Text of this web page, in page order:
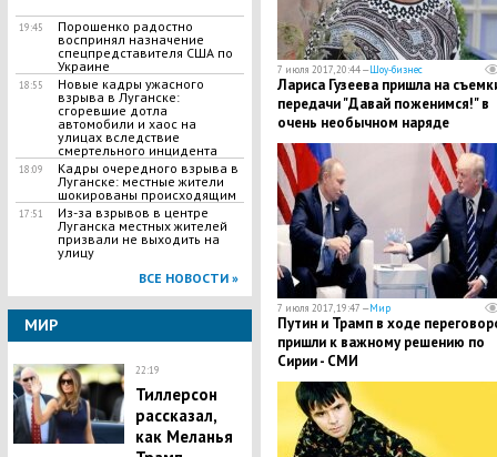
19:45
Порошенко радостно
воспринял назначение
спецпредставителя США по
Украине
18:55
​Новые кадры ужасного
взрыва в Луганске:
сгоревшие дотла
автомобили и хаос на
улицах вследствие
смертельного инцидента
18:09
Кадры очередного взрыва в
Луганске: местные жители
шокированы происходящим
17:51
Из-за взрывов в центре
Луганска местных жителей
призвали не выходить на
улицу
ВСЕ НОВОСТИ »
МИР
22:19
Тиллерсон
рассказал,
как Меланья
7 июля 2017, 20:44 —Шоу-бизнес
Лариса Гузеева пришла на
передачи "Давай поженимся!" в
очень необычном наряде
7 июля 2017, 19:47 —Мир
Путин и Трамп в ходе
пришли к важному решению по
Сирии - СМИ